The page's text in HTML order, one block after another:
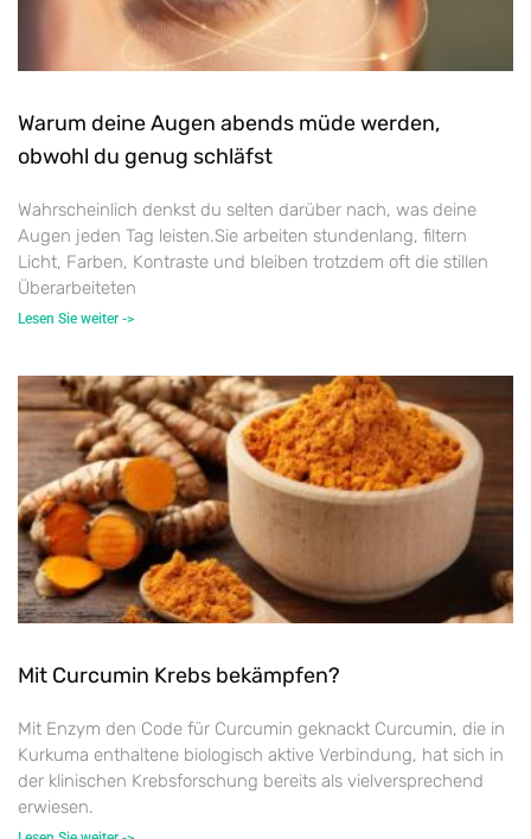
Warum deine Augen abends müde werden,
obwohl du genug schläfst
Wahrscheinlich denkst du selten darüber nach, was deine
Augen jeden Tag leisten.Sie arbeiten stundenlang, filtern
Licht, Farben, Kontraste und bleiben trotzdem oft die stillen
Überarbeiteten
Lesen Sie weiter ->
Mit Curcumin Krebs bekämpfen?
Mit Enzym den Code für Curcumin geknackt Curcumin, die in
Kurkuma enthaltene biologisch aktive Verbindung, hat sich in
der klinischen Krebsforschung bereits als vielversprechend
erwiesen.